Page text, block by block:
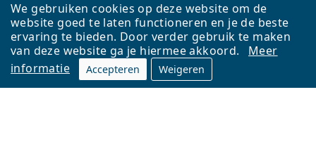
We gebruiken cookies op deze website om de
website goed te laten functioneren en je de beste
ervaring te bieden. Door verder gebruik te maken
van deze website ga je hiermee akkoord.
Meer
informatie
Accepteren Weigeren
Terug naar de homepagina Ga omhoog